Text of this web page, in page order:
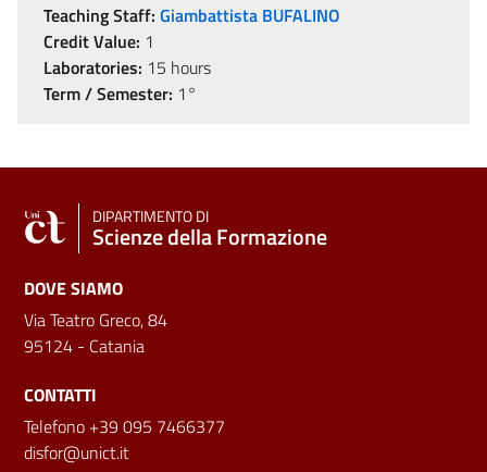
Teaching Staff: Giambattista BUFALINO
Credit Value: 1
Laboratories: 15 hours
Term / Semester: 1°
DIPARTIMENTO DI
Scienze della Formazione
DOVE SIAMO
Via Teatro Greco, 84
95124 - Catania
CONTATTI
Telefono +39 095 7466377
disfor@unict.it